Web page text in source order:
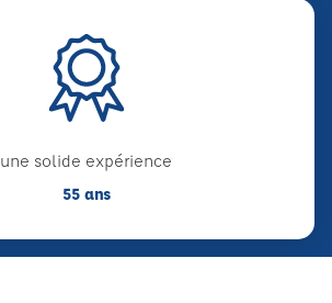
une solide expérience
55 ans